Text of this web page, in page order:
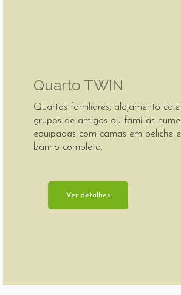
Quarto TWIN
Quartos familiares, alojamento
grupos de amigos ou famílias
equipadas com camas em beliche
banho completa.
Ver detalhes